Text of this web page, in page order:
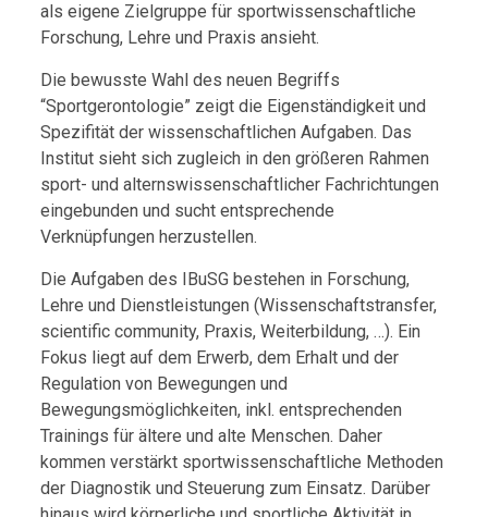
als eigene Zielgruppe für sportwissenschaftliche
Forschung, Lehre und Praxis ansieht.
Die bewusste Wahl des neuen Begriffs
“Sportgerontologie” zeigt die Eigenständigkeit und
Spezifität der wissenschaftlichen Aufgaben. Das
Institut sieht sich zugleich in den größeren Rahmen
sport- und alternswissenschaftlicher Fachrichtungen
eingebunden und sucht entsprechende
Verknüpfungen herzustellen.
Die Aufgaben des IBuSG bestehen in Forschung,
Lehre und Dienstleistungen (Wissenschaftstransfer,
scientific community, Praxis, Weiterbildung, …). Ein
Fokus liegt auf dem Erwerb, dem Erhalt und der
Regulation von Bewegungen und
Bewegungsmöglichkeiten, inkl. entsprechenden
Trainings für ältere und alte Menschen. Daher
kommen verstärkt sportwissenschaftliche Methoden
der Diagnostik und Steuerung zum Einsatz. Darüber